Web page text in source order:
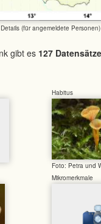
(für angemeldete Personen)
gibt es 127 Datensätze
Habitus
Foto: Petra und
Mikromerkmale